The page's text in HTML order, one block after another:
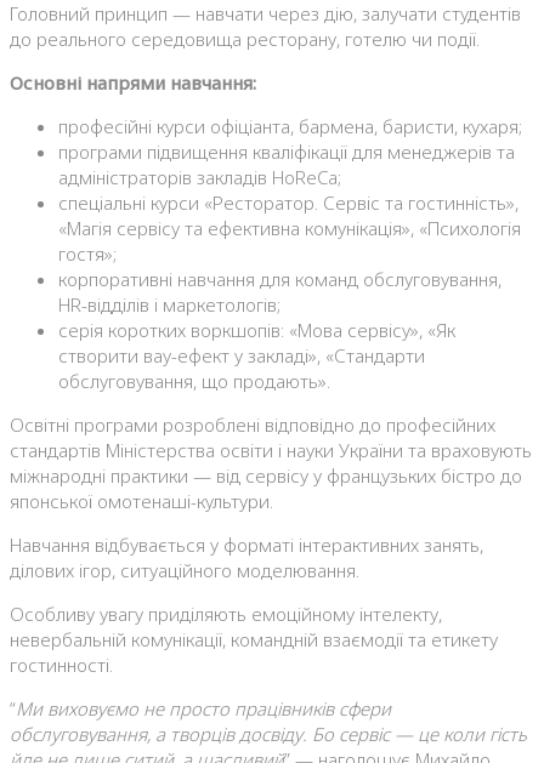
Головний принцип — навчати через дію, залучати студентів
до реального середовища ресторану, готелю чи події.
Основні напрями навчання:
професійні курси офіціанта, бармена, баристи, кухаря;
програми підвищення кваліфікації для менеджерів та
адміністраторів закладів HoReCa;
спеціальні курси «Ресторатор. Сервіс та гостинність»,
«Магія сервісу та ефективна комунікація», «Психологія
гостя»;
корпоративні навчання для команд обслуговування,
HR-відділів і маркетологів;
серія коротких воркшопів: «Мова сервісу», «Як
створити вау-ефект у закладі», «Стандарти
обслуговування, що продають».
Освітні програми розроблені відповідно до професійних
стандартів Міністерства освіти і науки України та враховують
міжнародні практики — від сервісу у французьких бістро до
японської омотенаші-культури.
Навчання відбувається у форматі інтерактивних занять,
ділових ігор, ситуаційного моделювання.
Особливу увагу приділяють емоційному інтелекту,
невербальній комунікації, командній взаємодії та етикету
гостинності.
“Ми виховуємо не просто працівників сфери
обслуговування, а творців досвіду. Бо сервіс — це коли гість